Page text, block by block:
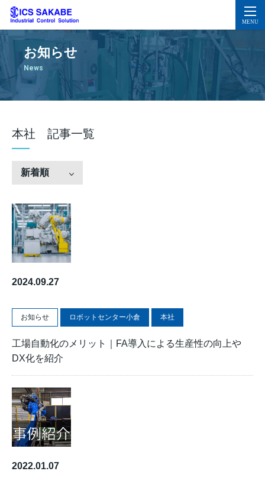
お知らせ
News
本社 記事一覧
新着順
2024.09.27
お知らせ ロボットセンター小倉 本社
工場自動化のメリット｜FA導入による生産性の向上や
DX化を紹介
2022.01.07